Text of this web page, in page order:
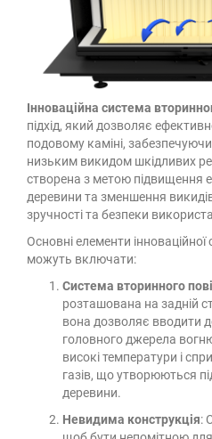
Інноваційна система
підхід, який дозволяє
подовому каміні,
низьким викидом шкідливих
створена з метою підвищення
деревини та зменшення
зручності та безпеки
Основні елементи
можуть включати:
Система вторинного
розташована на задній
вона дозволяє вводити
головного джерела
високі температури і
газів, що утворюються
деревини.
Невидима конструкція: